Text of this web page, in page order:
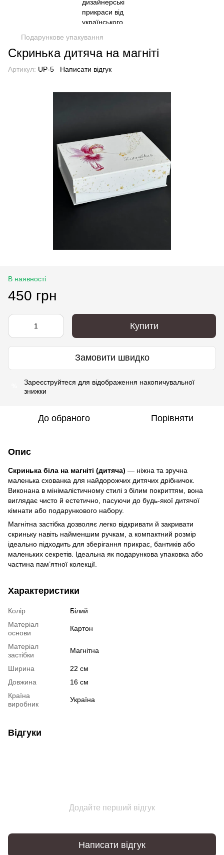
Подарункове упакування
Скринька дитяча на магніті
Артикул: UP-5 Написати відгук
В наявності
450 грн
Купити
Замовити швидко
Зареєструйтеся для відображення накопичувальної
знижки
До обраного Порівняти
Опис
Скринька біла на магніті (дитяча) — ніжна та зручна
маленька схованка для найдорожчих дитячих дрібничок.
Виконана в мінімалістичному стилі з білим покриттям, вона
виглядає чисто й естетично, пасуючи до будь-якої дитячої
кімнати або подарункового набору.
Магнітна застібка дозволяє легко відкривати й закривати
скриньку навіть найменшим ручкам, а компактний розмір
ідеально підходить для зберігання прикрас, бантиків або
маленьких секретів. Ідеальна як подарункова упаковка або
частина пам’ятної колекції.
Характеристики
Колір
Білий
Матеріал
основи
Картон
Матеріал
застібки
Магнітна
Ширина
22 см
Довжина
16 см
Країна
виробник
Україна
Відгуки
Додайте перший відгук
Написати відгук